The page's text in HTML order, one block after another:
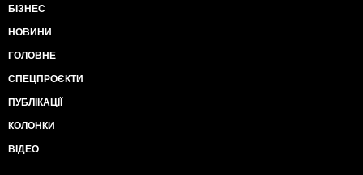
БІЗНЕС
НОВИНИ
ГОЛОВНЕ
СПЕЦПРОЄКТИ
ПУБЛІКАЦІЇ
КОЛОНКИ
ВІДЕО